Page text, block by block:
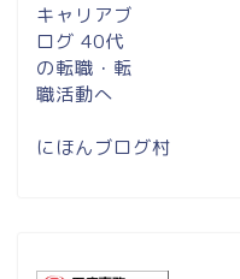
にほんブログ村